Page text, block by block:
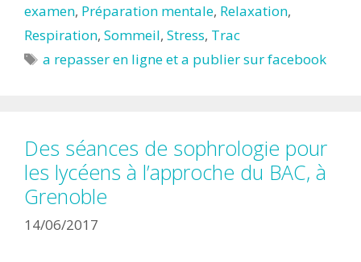
examen, Préparation mentale, Relaxation,
Respiration, Sommeil, Stress, Trac
Étiquettes
a repasser en ligne et a publier sur facebook
Des séances de sophrologie pour
les lycéens à l’approche du BAC, à
Grenoble
14/06/2017